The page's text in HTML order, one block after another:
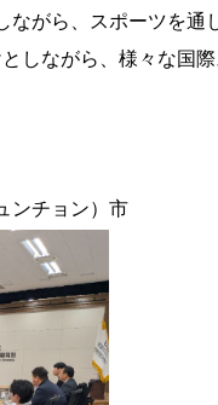
がら、スポーツを通
しながら、様々な国
チョン）市